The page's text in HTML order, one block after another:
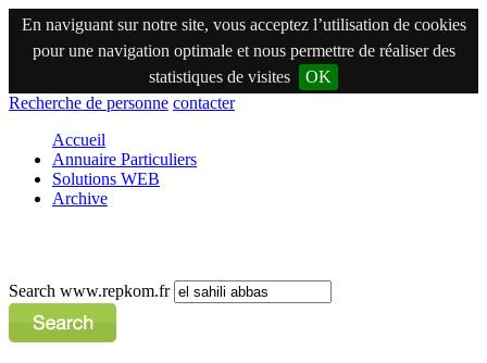
En naviguant sur notre site, vous acceptez l’utilisation de cookies
pour une navigation optimale et nous permettre de réaliser des
statistiques de visites
OK
Recherche de personne contacter
Accueil
Annuaire Particuliers
Solutions WEB
Archive
Search www.repkom.fr